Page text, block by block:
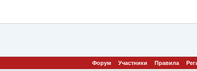
Форум Участники Правила